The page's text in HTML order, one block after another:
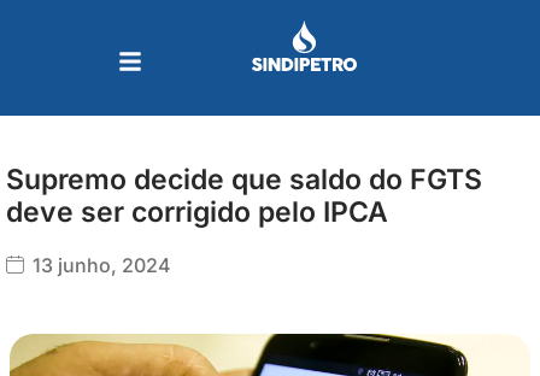
Supremo decide que saldo do FGTS
deve ser corrigido pelo IPCA
13 junho, 2024